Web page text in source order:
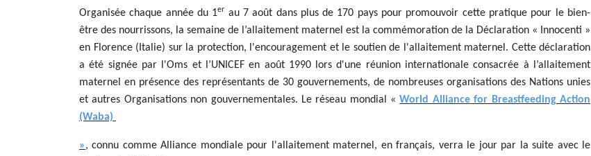
Organisée chaque année du 1er au 7 août dans plus de 170 pays pour promouvoir cette pratique pour le bien-
être des nourrissons, la semaine de l’allaitement maternel est la commémoration de la Déclaration « Innocenti »
en Florence (Italie) sur la protection, l'encouragement et le soutien de l'allaitement maternel. Cette déclaration
a été signée par l'Oms et l’UNICEF en août 1990 lors d'une réunion internationale consacrée à l’allaitement
maternel en présence des représentants de 30 gouvernements, de nombreuses organisations des Nations unies
et autres Organisations non gouvernementales. Le réseau mondial «World Alliance for Breastfeeding Action
(Waba)
», connu comme Alliance mondiale pour l'allaitement maternel, en français, verra le jour par la suite avec le